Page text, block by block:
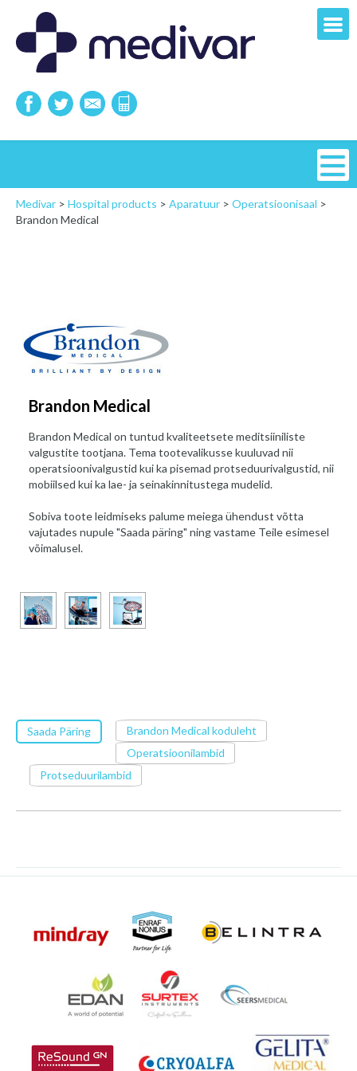
Medivar > Hospital products > Aparatuur > Operatsioonisaal >
Brandon Medical
Brandon Medical
Brandon Medical on tuntud kvaliteetsete meditsiiniliste
valgustite tootjana. Tema tootevalikusse kuuluvad nii
operatsioonivalgustid kui ka pisemad protseduurivalgustid, nii
mobiilsed kui ka lae- ja seinakinnitustega mudelid.
Sobiva toote leidmiseks palume meiega ühendust võtta
vajutades nupule "Saada päring" ning vastame Teile esimesel
võimalusel.
Saada Päring
Brandon Medical koduleht
Operatsioonilambid
Protseduurilambid